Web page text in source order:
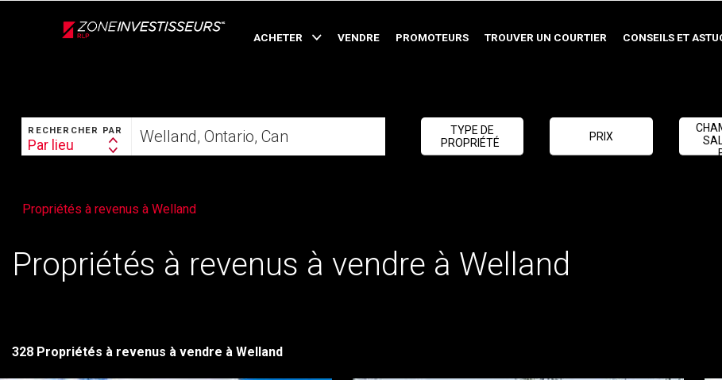
ACHETER VENDRE PROMOTEURS TROUVER UN COURTIER CONSEILS ET
RECHERCHER
RECHERCHER PAR
Search
By
Par lieu
votre
foyer
TYPE DE
PROPRIÉTÉ
PRIX
Propriétés à revenus à Welland
Propriétés à revenus à vendre à Welland
328 Propriétés à revenus à vendre à Welland